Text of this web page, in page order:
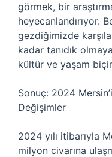
görmek, bir
heyecanlandırıyor.
gezdiğimizde
kadar tanıdık
kültür ve yaşam
Sonuç: 2024
Değişimler
2024 yılı itibarıyla
milyon civarına